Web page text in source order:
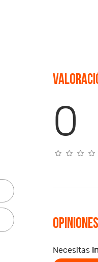
0
Opiniones
Necesitas